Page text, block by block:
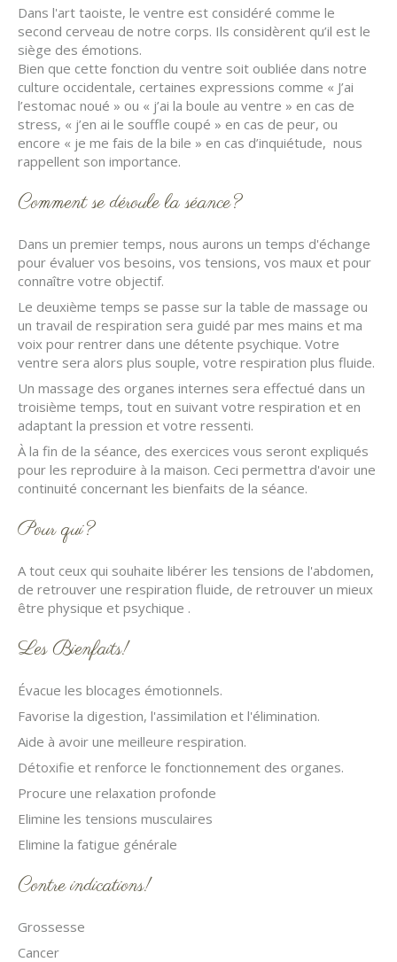
Dans l'art taoiste, le ventre est considéré comme le
second cerveau de notre corps. Ils considèrent qu’il est le
siège des émotions.
Bien que cette fonction du ventre soit oubliée dans notre
culture occidentale, certaines expressions comme « J’ai
l’estomac noué » ou « j’ai la boule au ventre » en cas de
stress, « j’en ai le souffle coupé » en cas de peur, ou
encore « je me fais de la bile » en cas d’inquiétude, nous
rappellent son importance.
Comment se déroule la séance?
Dans un premier temps, nous aurons un temps d'échange
pour évaluer vos besoins, vos tensions, vos maux et pour
connaître votre objectif.
Le deuxième temps se passe sur la table de massage ou
un travail de respiration sera guidé par mes mains et ma
voix pour rentrer dans une détente psychique. Votre
ventre sera alors plus souple, votre respiration plus fluide.
Un massage des organes internes sera effectué dans un
troisième temps, tout en suivant votre respiration et en
adaptant la pression et votre ressenti.
À la fin de la séance, des exercices vous seront expliqués
pour les reproduire à la maison. Ceci permettra d'avoir une
continuité concernant les bienfaits de la séance.
Pour qui?
A tout ceux qui souhaite libérer les tensions de l'abdomen,
de retrouver une respiration fluide, de retrouver un mieux
être physique et psychique .
Les Bienfaits!
Évacue les blocages émotionnels.
Favorise la digestion, l'assimilation et l'élimination.
Aide à avoir une meilleure respiration.
Détoxifie et renforce le fonctionnement des organes.
Procure une relaxation profonde
Elimine les tensions musculaires
Elimine la fatigue générale
Contre indications!
Grossesse
Cancer